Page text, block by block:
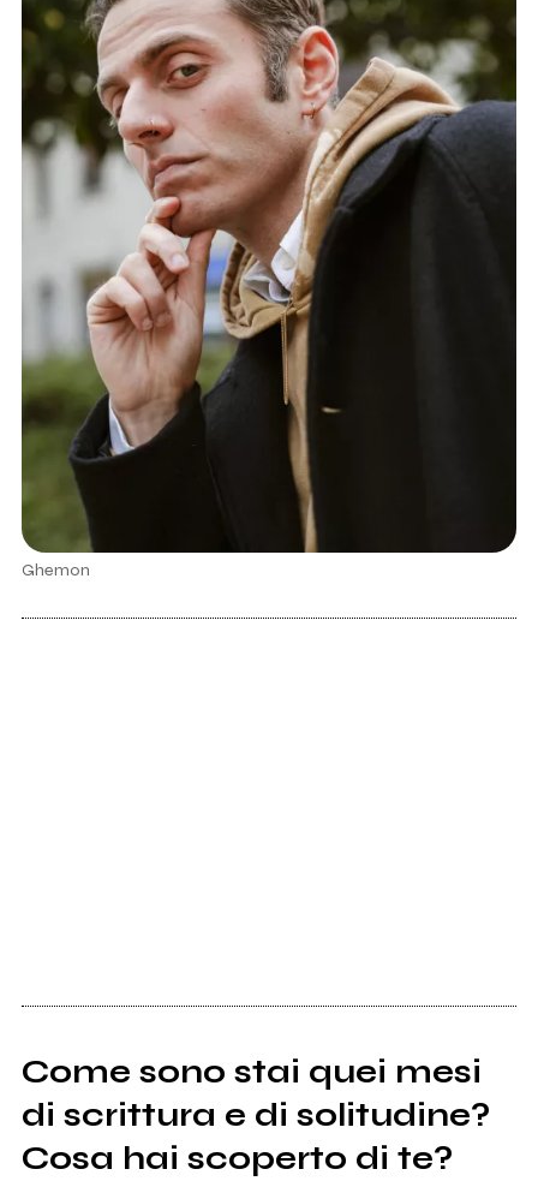
Ghemon
Come sono stai quei mesi
di scrittura e di solitudine?
Cosa hai scoperto di te?